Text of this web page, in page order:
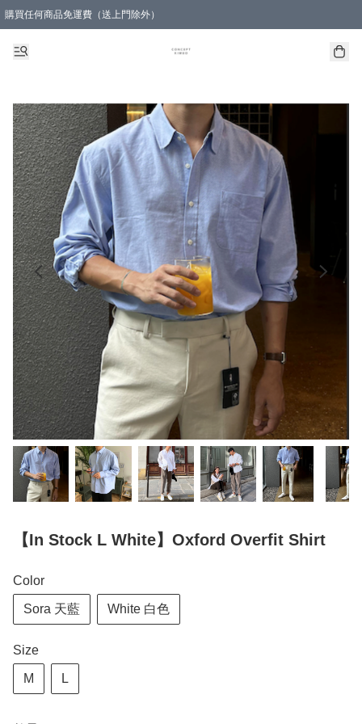
購買任何商品免運費（送上門除外）
【In Stock L White】Oxford Overfit Shirt
Color
Sora 天藍 White 白色
Size
M L